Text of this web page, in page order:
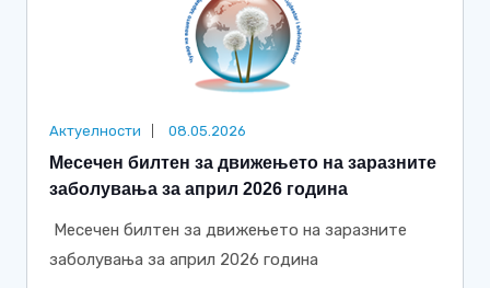
Актуелности 08.05.2026
Месечен билтен за движењето на заразните
заболувања за април 2026 година
Месечен билтен за движењето на заразните
заболувања за април 2026 година